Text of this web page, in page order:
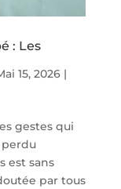
: Les
15, 2026|
gestes qui
perdu
est sans
par tous